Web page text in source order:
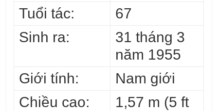
Tuổi tác:
67
Sinh ra:
31 tháng 3
năm 1955
Giới tính:
Nam giới
Chiều cao:
1,57 m (5 ft